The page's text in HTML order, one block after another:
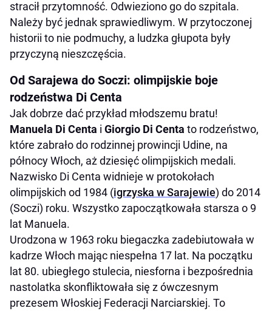
stracił przytomność. Odwieziono go do szpitala.
Należy być jednak sprawiedliwym. W przytoczonej
historii to nie podmuchy, a ludzka głupota były
przyczyną nieszczęścia.
Od Sarajewa do Soczi: olimpijskie boje
rodzeństwa Di Centa
Jak dobrze dać przykład młodszemu bratu!
Manuela Di Centa i Giorgio Di Centa to rodzeństwo,
które zabrało do rodzinnej prowincji Udine, na
północy Włoch, aż dziesięć olimpijskich medali.
Nazwisko Di Centa widnieje w protokołach
olimpijskich od 1984 (igrzyska w Sarajewie) do 2014
(Soczi) roku. Wszystko zapoczątkowała starsza o 9
lat Manuela.
Urodzona w 1963 roku biegaczka zadebiutowała w
kadrze Włoch mając niespełna 17 lat. Na początku
lat 80. ubiegłego stulecia, niesforna i bezpośrednia
nastolatka skonfliktowała się z ówczesnym
prezesem Włoskiej Federacji Narciarskiej. To